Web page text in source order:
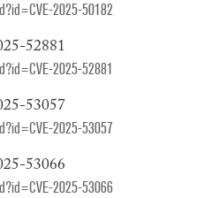
2025-50182
52881
2025-52881
53057
2025-53057
53066
2025-53066